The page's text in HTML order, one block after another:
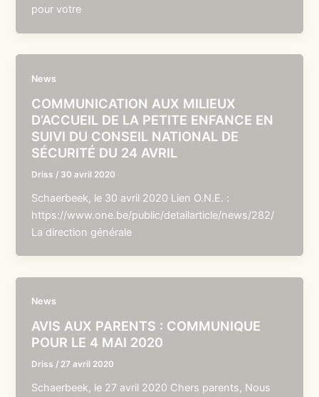
pour votre
News
COMMUNICATION AUX MILIEUX
D’ACCUEIL DE LA PETITE ENFANCE EN
SUIVI DU CONSEIL NATIONAL DE
SÉCURITÉ DU 24 AVRIL
Driss / 30 avril 2020
Schaerbeek, le 30 avril 2020 Lien O.N.E. :
https://www.one.be/public/detailarticle/news/282/
La direction générale
News
AVIS AUX PARENTS : COMMUNIQUE
POUR LE 4 MAI 2020
Driss / 27 avril 2020
Schaerbeek, le 27 avril 2020 Chers parents, Nous